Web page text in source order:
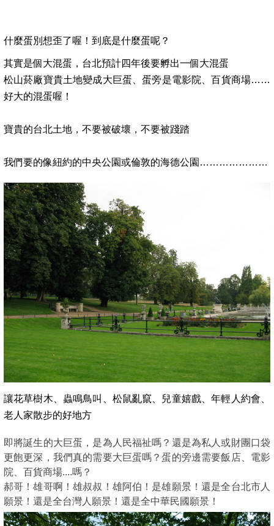
什麼蛋別想歪了喔！到底是什麼蛋呢？
其實是個大混蛋，台北預計四年後要孵出一個大混蛋
松山菸廠寶貴土地變成大巨蛋、蛋旁是電影院、百貨商場……
好大的混蛋喔！
寶貴的台北土地，不要被破壞，不要被踐踏
我們要的像紐約的中央公園或倫敦的海德公園 …………………
讓花草樹木、蟲鳴鳥叫、松鼠亂竄
兒童嬉戲、年輕人約會、
老人家散步的好地方
即將誕生的大巨蛋，是為人民福祉嗎？還是為私人或財團口袋
更飽更深，我們真的需要大巨蛋嗎？蛋的旁邊需要飯店、電影
院
百貨商場....嗎？
郝哥！雄哥啊！雄叔叔！雄阿伯！是雄願景！還是全台北市人
願景！還是全台灣人願景！還是全中華民國願景！